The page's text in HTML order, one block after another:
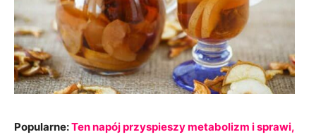
Popularne:Ten napój przyspieszy metabolizm i sprawi,